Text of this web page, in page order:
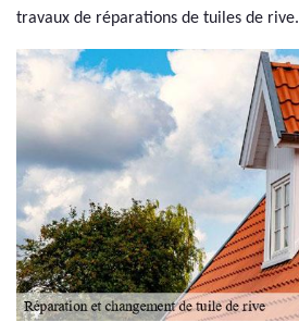
travaux de réparations de tuiles de rive.